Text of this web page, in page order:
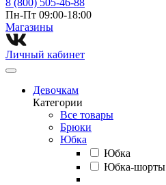
8 (800) 505-46-88
Пн-Пт 09:00-18:00
Магазины⁠
Личный кабинет
Девочкам
Категории
Все товары
Брюки
Юбка
Юбка
Юбка-шорты